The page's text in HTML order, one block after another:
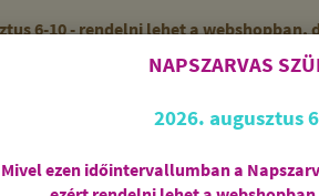
6-10 - rendelni lehet a
(SZANDI)
NAPSZARVAS
2026. augusztus
Mivel ezen időintervallumban a